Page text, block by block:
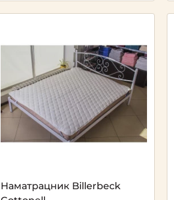
Наматрацник Billerbeck